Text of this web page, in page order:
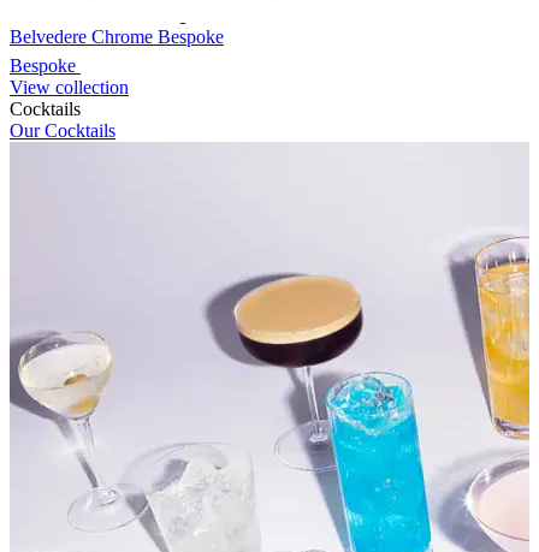
Belvedere Chrome Bespoke
Bespoke
View collection
Cocktails
Our Cocktails